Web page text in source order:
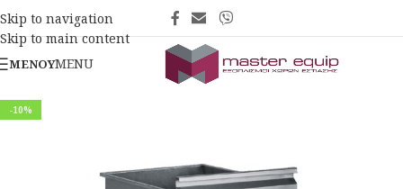
Skip to navigation
Skip to main content
ΜΕΝΟΎMENU
-10%